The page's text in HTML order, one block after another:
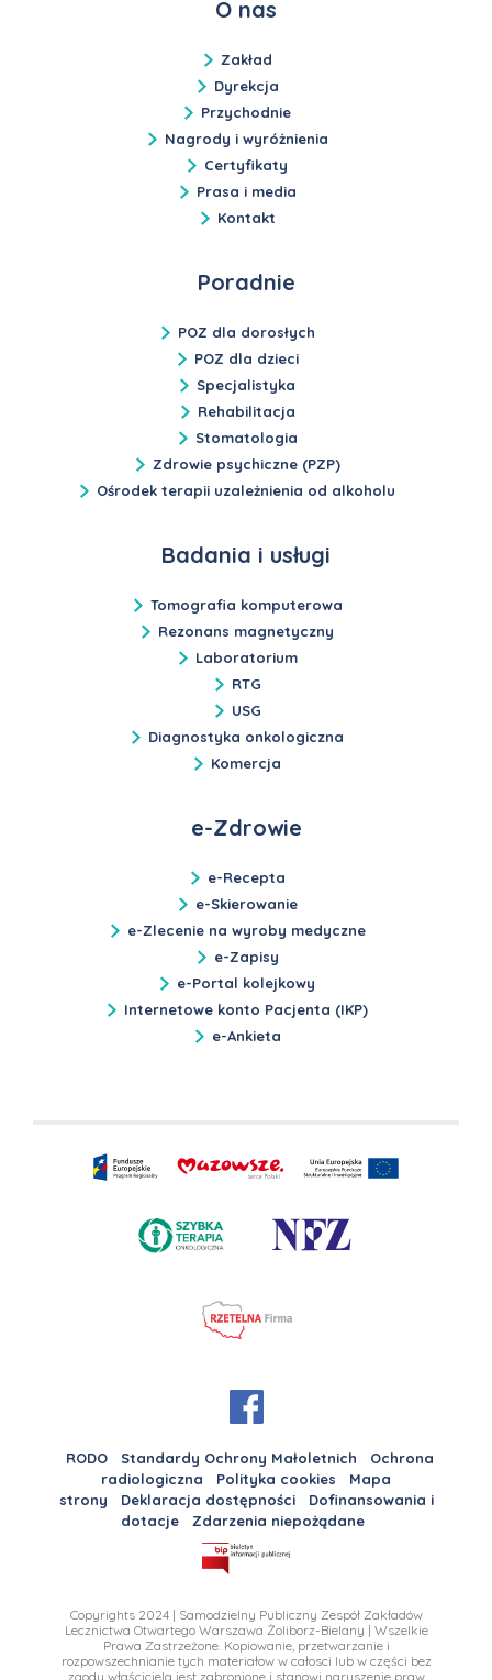
O nas
Zakład
Dyrekcja
Przychodnie
Nagrody i wyróżnienia
Certyfikaty
Prasa i media
Kontakt
Poradnie
POZ dla dorosłych
POZ dla dzieci
Specjalistyka
Rehabilitacja
Stomatologia
Zdrowie psychiczne (PZP)
Ośrodek terapii uzależnienia od alkoholu
Badania i usługi
Tomografia komputerowa
Rezonans magnetyczny
Laboratorium
RTG
USG
Diagnostyka onkologiczna
Komercja
e-Zdrowie
e-Recepta
e-Skierowanie
e-Zlecenie na wyroby medyczne
e-Zapisy
e-Portal kolejkowy
Internetowe konto Pacjenta (IKP)
e-Ankieta
RODO Standardy Ochrony Małoletnich
Ochrona
radiologiczna
Polityka cookies
Mapa
strony
Deklaracja dostępności
Dofinansowania i
dotacje
Zdarzenia niepożądane
Copyrights 2024 | Samodzielny Publiczny Zespół Zakładów
Lecznictwa Otwartego Warszawa Żoliborz-Bielany | Wszelkie
Prawa Zastrzeżone. Kopiowanie, przetwarzanie i
rozpowszechnianie tych materiałow w całosci lub w części bez
zgody właściciela jest zabronione i stanowi naruszenie praw